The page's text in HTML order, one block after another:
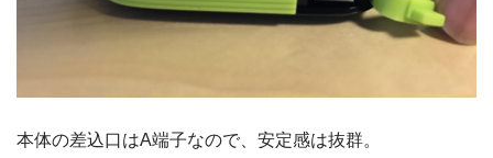
本体の差込口はA端子なので、安定感は抜群。